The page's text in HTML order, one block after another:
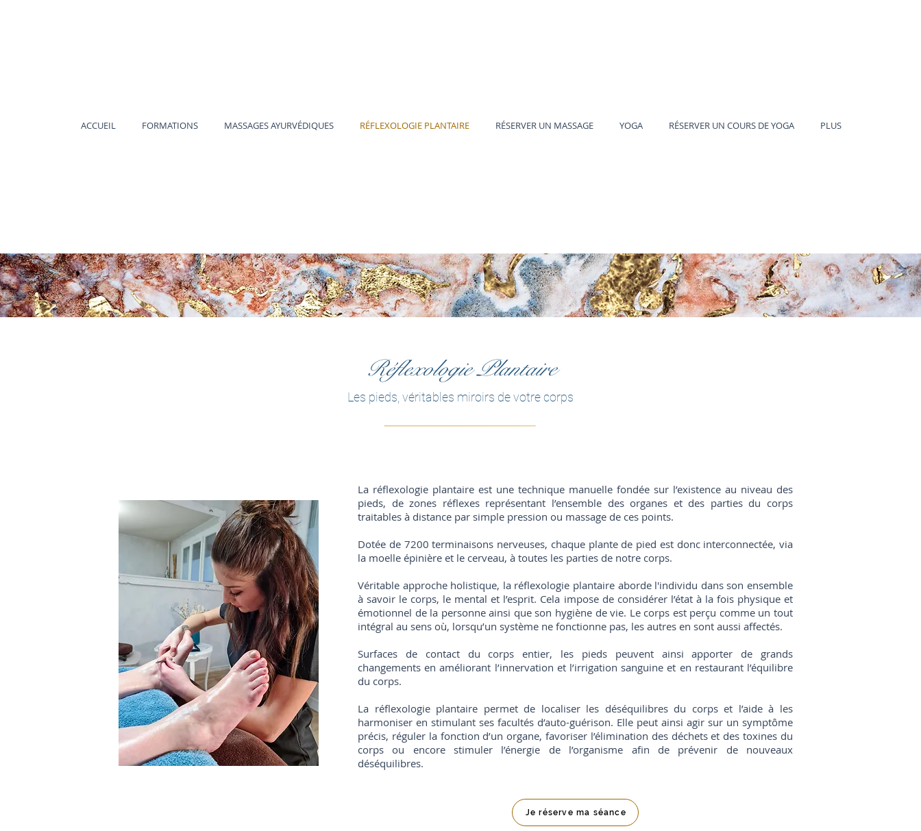
ACCUEIL FORMATIONS MASSAGES AYURVÉDIQUES RÉFLEXOLOGIE PLANTAIRE RÉSERVER UN MASSAGE YOGA RÉSERVER UN COURS DE YOGA PLUS
Réflexologie Plantaire
Les pieds, véritables miroirs de votre corps
La réflexologie plantaire est une technique manuelle fondée sur l’existence au niveau des
pieds, de zones réflexes représentant l’ensemble des organes et des parties du corps
traitables à distance par simple pression ou massage de ces points.
Dotée de 7200 terminaisons nerveuses, chaque plante de pied est donc interconnectée, via
la moelle épinière et le cerveau, à toutes les parties de notre corps.
Véritable approche holistique, la réflexologie plantaire aborde l'individu dans son ensemble
à savoir le corps, le mental et l’esprit. Cela impose de considérer l’état à la fois physique et
émotionnel de la personne ainsi que son hygiène de vie. Le corps est perçu comme un tout
intégral au sens où, lorsqu’un système ne fonctionne pas, les autres en sont aussi affectés.
Surfaces de contact du corps entier, les pieds peuvent ainsi apporter de grands
changements en améliorant l’innervation et l’irrigation sanguine et en restaurant l’équilibre
du corps.
La réflexologie plantaire permet de localiser les déséquilibres du corps et l’aide à les
harmoniser en stimulant ses facultés d’auto-guérison. Elle peut ainsi agir sur un symptôme
précis, réguler la fonction d’un organe, favoriser l’élimination des déchets et des toxines du
corps ou encore stimuler l’énergie de l’organisme afin de prévenir de nouveaux
déséquilibres.
Je réserve ma séance